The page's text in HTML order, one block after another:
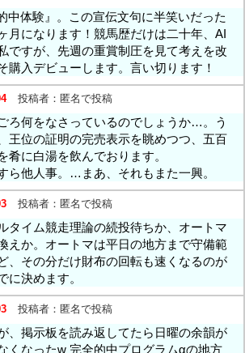
中体験』。この宣伝文句に半笑いだった
月になります！競馬歴だけは二十年、AI
ですが、先週の重賞制圧を見て考えを改
購入デビューします。言い切ります！
投稿者： 匿名で投稿
ろ何をなさっているのでしょうか…。う
王位の証明の完売表示を眺めつつ、五百
肴に白湯を飲んでおります。
ら他人事。…まあ、それもまた一興。
投稿者： 匿名で投稿
タイム競走理論の続投待ちか、オートマ
えか。オートマは平日の地方まで守備範
、その分だけ財布の回転も速くなるのが
に決めます。
投稿者： 匿名で投稿
、掲示板を読み返してたら日曜の余韻が
くなったw 完全的中プログラムαの地方